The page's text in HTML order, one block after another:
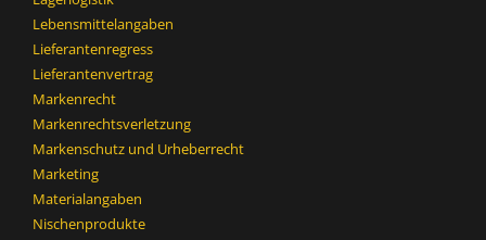
Lebensmittelangaben
Lieferantenregress
Lieferantenvertrag
Markenrecht
Markenrechtsverletzung
Markenschutz und Urheberrecht
Marketing
Materialangaben
Nischenprodukte